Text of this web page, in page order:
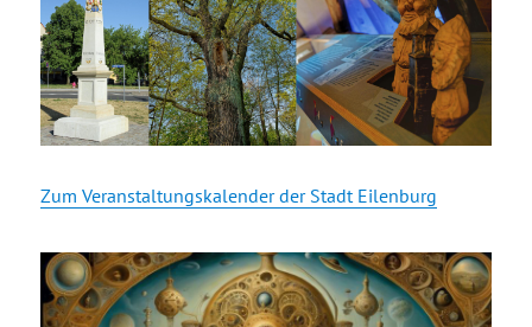
Zum Veranstaltungskalender der Stadt Eilenburg